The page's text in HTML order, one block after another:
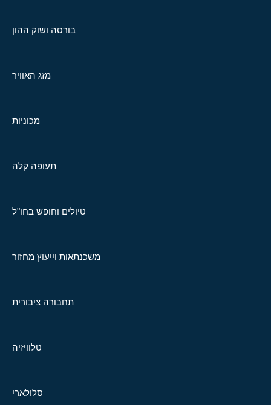
בורסה ושוק ההון
מזג האוויר
מכוניות
תעופה קלה
טיולים וחופש בחו"ל
משכנתאות וייעוץ מחזור
תחבורה ציבורית
טלוויזיה
סלולארי